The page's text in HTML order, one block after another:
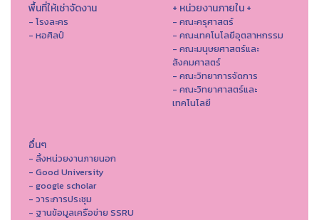
พื้นที่ให้เช่าจัดงาน
- โรงละคร
- หอศิลป์
+ หน่วยงานภายใน +
- คณะครุศาสตร์
- คณะเทคโนโลยีอุตสาหกรรม
- คณะมนุษยศาสตร์และ
สังคมศาสตร์
- คณะวิทยาการจัดการ
- คณะวิทยาศาสตร์และ
เทคโนโลยี
อื่นๆ
- ลิ้งหน่วยงานภายนอก
- Good University
- google scholar
- วาระการประชุม
- ฐานข้อมูลเครือข่าย SSRU